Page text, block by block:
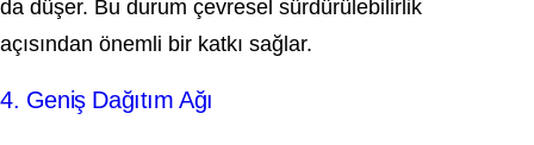
da düşer. Bu durum çevresel sürdürülebilirlik
açısından önemli bir katkı sağlar.
4. Geniş Dağıtım Ağı